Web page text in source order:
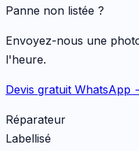
Panne non listée ?
Envoyez-nous une
l'heure.
Devis gratuit WhatsApp
Réparateur
Labellisé